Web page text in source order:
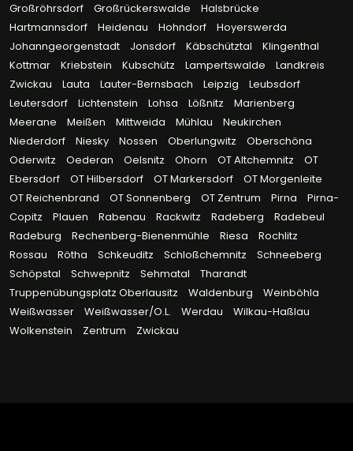
Großröhrsdorf
Großrückerswalde
Halsbrücke
Hartmannsdorf
Heidenau Hohndorf
Hoyerswerda
Johanngeorgenstadt
Jonsdorf Käbschütztal
Klingenthal
Kottmar
Kriebstein Kubschütz Lampertswalde
Landkreis
Zwickau
Lauta Lauter-Bernsbach Leipzig
Leubsdorf
Leutersdorf
Lichtenstein Lohsa Lößnitz
Marienberg
Meerane
Meißen Mittweida Mühlau
Neukirchen
Niederdorf
Niesky Nossen Oberlungwitz
Oberschöna
Oderwitz
Oederan Oelsnitz Ohorn OT Altchemnitz
OT
Ebersdorf
OT Hilbersdorf OT Markersdorf
OT Morgenleite
OT Reichenbrand
OT Sonnenberg OT Zentrum Pirna
Pirna-
Copitz
Plauen Rabenau Rackwitz Radeberg
Radebeul
Radeburg
Rechenberg-Bienenmühle Riesa
Rochlitz
Rossau
Rötha Schkeuditz Schloßchemnitz
Schneeberg
Schöpstal
Schwepnitz Sehmatal
Tharandt
Truppenübungsplatz Oberlausitz
Waldenburg
Weinböhla
Weißwasser
Weißwasser/O.L. Werdau
Wilkau-Haßlau
Wolkenstein
Zentrum Zwickau